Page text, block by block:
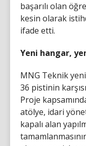
başarılı olan
kesin olarak
ifade etti.
Yeni hangar,
MNG Teknik
36 pistinin
Proje
atölye, idari
kapalı alan